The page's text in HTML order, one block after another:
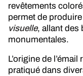
revêtements
permet de produire
visuelle, allant des
monumentales.
L’origine de l’émail
pratiqué dans